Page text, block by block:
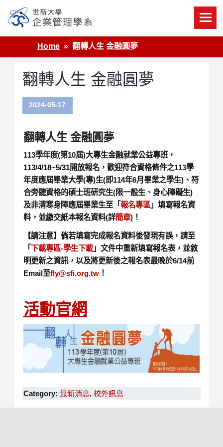
content
世新大學企業管理學系
Home
翻轉人生 金融圓夢
翻轉人生 金融圓夢
2024-05-17
翻轉人生 金融圓夢
113學年度(第10屆)大專生金融就業公益專班，
113/4/18~5/31開放報名，歡迎符合資格條件之113學
年度應屆畢業大學(專)生(即114年6月畢業之學生)、符
合旁聽資格的碩士班研究生(限一般生、身心障礙生)
及非清寒身障應屆畢業生至「報名專區」填寫報名資
料，並繳交紙本報名資料(詳簡章)！
【請注意】倘若填寫完成報名資料後發現有誤，請至
「下載專區-學生下載」文件中重新填寫報名表，並敘
明更新之資訊，以及將更新後之報名表最晚於6/14前
Email至fly@sfi.org.tw！
活動官網
Category: 最新消息, 校外訊息